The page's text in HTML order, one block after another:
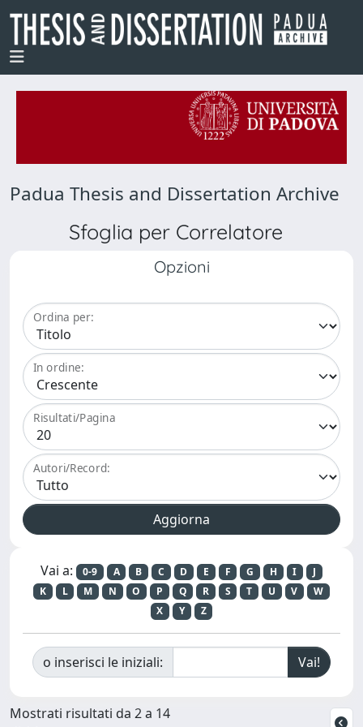
Padua Thesis and Dissertation Archive
Sfoglia per Correlatore
Opzioni
Ordina per:
In ordine:
Risultati/Pagina
Autori/Record:
Vai a: 0-9 A B C D E F G H I
J
K
L M N O P Q R S T U V
W
X
Y Z
o inserisci le iniziali:
Mostrati risultati da 2 a 14